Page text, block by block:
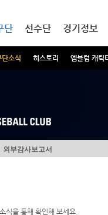
단
단소식 히스토리 엠블럼 캐릭
선수단 경기정보
외부감사보고서
식을 통해 확인해 보세요.